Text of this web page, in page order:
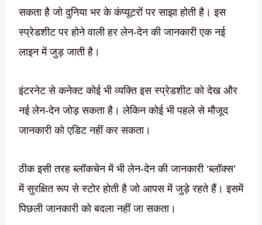
सकता है जो दुनिया भर के कंप्यूटरों पर साझा होती है। इस
स्प्रेडशीट पर होने वाली हर लेन-देन की जानकारी एक नई
लाइन में जुड़ जाती है।
इंटरनेट से कनेक्ट कोई भी व्यक्ति इस स्प्रेडशीट को देख और
नई लेन-देन जोड़ सकता है। लेकिन कोई भी पहले से मौजूद
जानकारी को एडिट नहीं कर सकता।
ठीक इसी तरह ब्लॉकचेन में भी लेन-देन की जानकारी ‘ब्लॉक्स’
में सुरक्षित रूप से स्टोर होती है जो आपस में जुड़े रहते हैं। इसमें
पिछली जानकारी को बदला नहीं जा सकता।